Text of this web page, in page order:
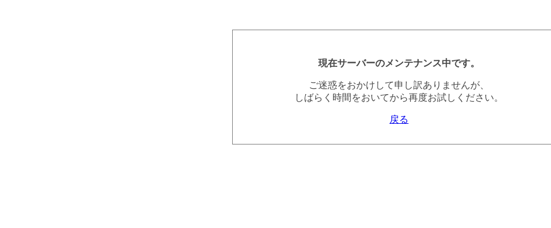
現在サーバーのメンテナンス中です。
ご迷惑をおかけして申し訳ありませんが、
しばらく時間をおいてから再度お試しください。
戻る